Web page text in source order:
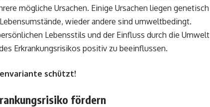
mögliche Ursachen. Einige Ursachen liegen genetisch
wieder andere sind umweltbedingt.
Lebensstils und der Einfluss durch die Umwelt
Erkrankungsrisikos positiv zu beeinflussen.
schützt!
fördern